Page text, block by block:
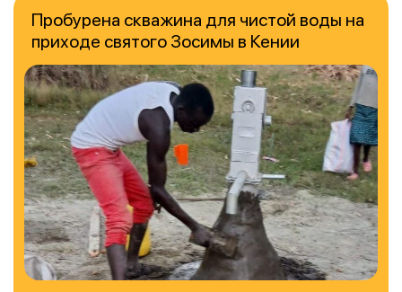
Пробурена скважина для чистой воды на
приходе святого Зосимы в Кении